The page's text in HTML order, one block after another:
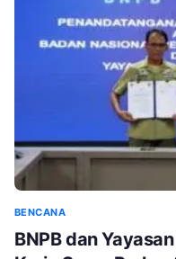
BENCANA
BNPB dan